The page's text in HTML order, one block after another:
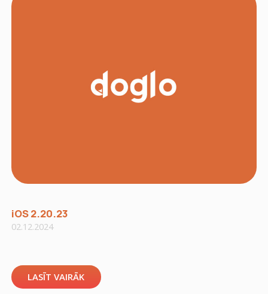
iOS 2.20.23
02.12.2024
LASĪT VAIRĀK